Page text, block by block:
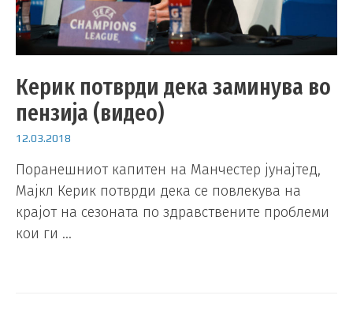
Керик потврди дека заминува во
пензија (видео)
12.03.2018
Поранешниот капитен на Манчестер јунајтед,
Мајкл Керик потврди дека се повлекува на
крајот на сезоната по здравствените проблеми
кои ги …